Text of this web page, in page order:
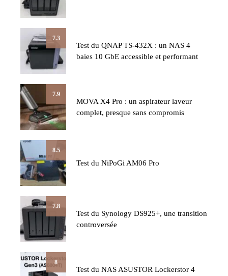
7.3
Test du QNAP TS-432X : un NAS 4
baies 10 GbE accessible et performant
7.9
MOVA X4 Pro : un aspirateur laveur
complet, presque sans compromis
8.5
Test du NiPoGi AM06 Pro
7.8
Test du Synology DS925+, une transition
controversée
8
Test du NAS ASUSTOR Lockerstor 4